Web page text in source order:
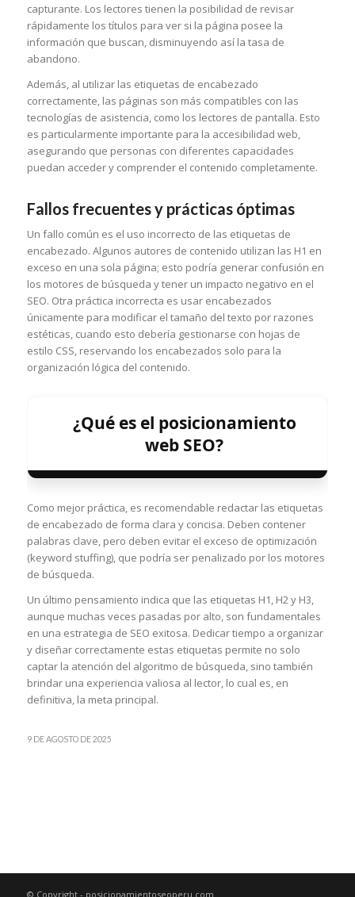
capturante. Los lectores tienen la posibilidad de revisar
rápidamente los títulos para ver si la página posee la
información que buscan, disminuyendo así la tasa de
abandono.
Además, al utilizar las etiquetas de encabezado
correctamente, las páginas son más compatibles con las
tecnologías de asistencia, como los lectores de pantalla. Esto
es particularmente importante para la accesibilidad web,
asegurando que personas con diferentes capacidades
puedan acceder y comprender el contenido completamente.
Fallos frecuentes y prácticas óptimas
Un fallo común es el uso incorrecto de las etiquetas de
encabezado. Algunos autores de contenido utilizan las H1 en
exceso en una sola página; esto podría generar confusión en
los motores de búsqueda y tener un impacto negativo en el
SEO. Otra práctica incorrecta es usar encabezados
únicamente para modificar el tamaño del texto por razones
estéticas, cuando esto debería gestionarse con hojas de
estilo CSS, reservando los encabezados solo para la
organización lógica del contenido.
¿Qué es el posicionamiento
web SEO?
Como mejor práctica, es recomendable redactar las etiquetas
de encabezado de forma clara y concisa. Deben contener
palabras clave, pero deben evitar el exceso de optimización
(keyword stuffing), que podría ser penalizado por los motores
de búsqueda.
Un último pensamiento indica que las etiquetas H1, H2 y H3,
aunque muchas veces pasadas por alto, son fundamentales
en una estrategia de SEO exitosa. Dedicar tiempo a organizar
y diseñar correctamente estas etiquetas permite no solo
captar la atención del algoritmo de búsqueda, sino también
brindar una experiencia valiosa al lector, lo cual es, en
definitiva, la meta principal.
9 DE AGOSTO DE 2025
© Copyright - posicionamientoseoperu.com